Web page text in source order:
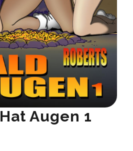
Augen 1